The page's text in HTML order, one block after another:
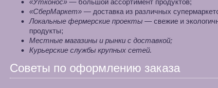
«Утконос» — большой ассортимент продуктов;
«СберМаркет» — доставка из различных
Локальные фермерские проекты — свежие и
продукты;
Местные магазины и рынки с доставкой;
Курьерские службы крупных сетей.
Советы по оформлению заказа